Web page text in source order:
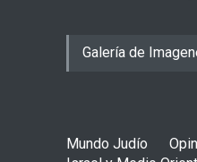
Galería de
Mundo Judío